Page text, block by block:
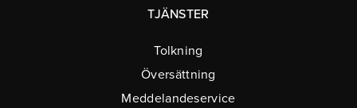
TJÄNSTER
Tolkning
Översättning
Meddelandeservice